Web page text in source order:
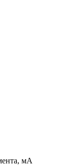
мА